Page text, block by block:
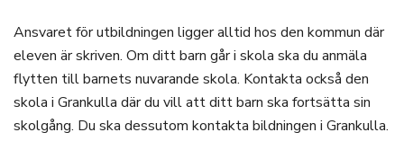
Ansvaret för utbildningen ligger alltid hos den kommun där
eleven är skriven. Om ditt barn går i skola ska du anmäla
flytten till barnets nuvarande skola. Kontakta också den
skola i Grankulla där du vill att ditt barn ska fortsätta sin
skolgång. Du ska dessutom kontakta bildningen i Grankulla.